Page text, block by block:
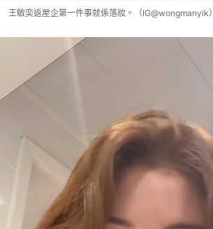
王敏奕返屋企第一件事就係落妝。（IG@wongmanyik）